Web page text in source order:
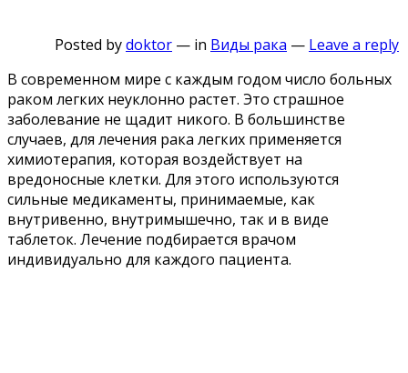
Posted bydoktor — in Виды рака — Leave a reply
В современном мире с каждым годом число больных
раком легких неуклонно растет. Это страшное
заболевание не щадит никого. В большинстве
случаев, для лечения рака легких применяется
химиотерапия, которая воздействует на
вредоносные клетки. Для этого используются
сильные медикаменты, принимаемые, как
внутривенно, внутримышечно, так и в виде
таблеток. Лечение подбирается врачом
индивидуально для каждого пациента.